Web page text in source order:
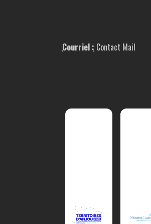
Courriel : Contact Mail